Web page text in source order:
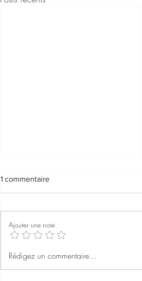
Japandi, la tendance déco
qu'il vous faut.
1 commentaire
Ajouter une note
Rédigez un commentaire...